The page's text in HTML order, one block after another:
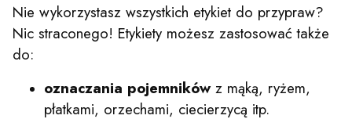
Nie wykorzystasz wszystkich etykiet do przypraw?
Nic straconego! Etykiety możesz zastosować także
do:
oznaczania pojemnikówz mąką, ryżem,
płatkami, orzechami, ciecierzycą itp.